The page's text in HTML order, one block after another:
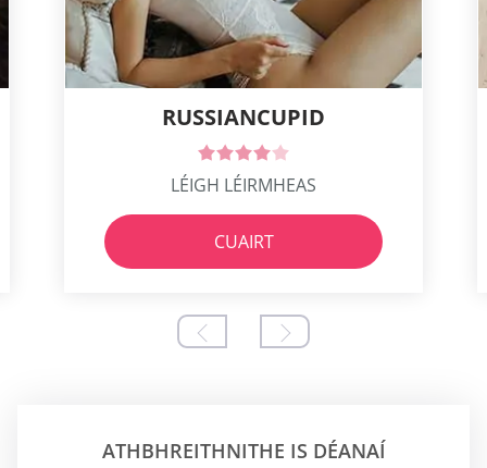
RUSSIANCUPID
LÉIGH LÉIRMHEAS
CUAIRT
ATHBHREITHNITHE IS DÉANAÍ